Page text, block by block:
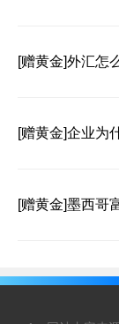
[赠黄金]外汇怎
[赠黄金]企业为
[赠黄金]墨西哥